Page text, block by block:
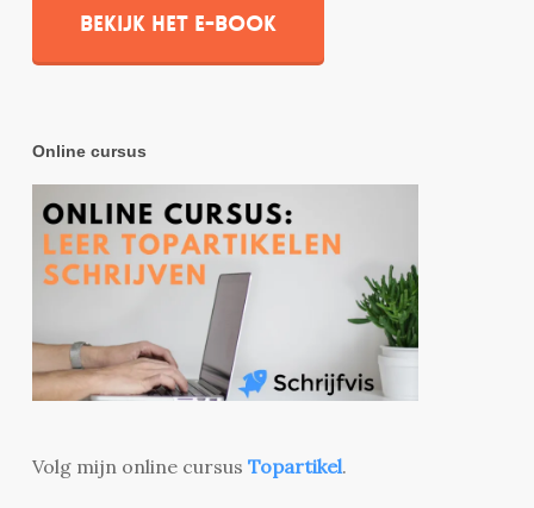
Bekijk het e-book
Online cursus
Volg mijn online cursus Topartikel.